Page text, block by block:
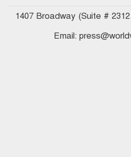
1407 Broadway (Suite #
Email: